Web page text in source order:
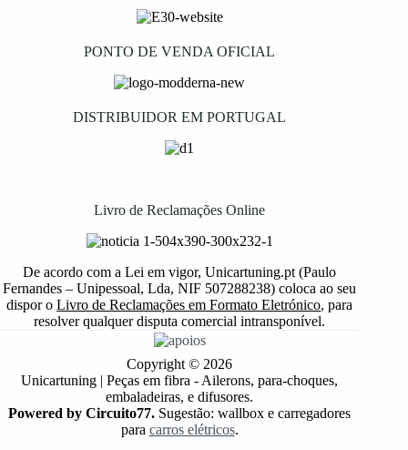
PONTO DE VENDA OFICIAL
DISTRIBUIDOR EM PORTUGAL
Livro de Reclamações Online
De acordo com a Lei em vigor, Unicartuning.pt (Paulo
Fernandes – Unipessoal, Lda, NIF 507288238) coloca ao seu
dispor oLivro de Reclamações em Formato Eletrónico, para
resolver qualquer disputa comercial intransponível.
Copyright © 2026
Unicartuning | Peças em fibra - Ailerons, para-choques,
embaladeiras, e difusores.
Powered by Circuito77. Sugestão: wallbox e carregadores
para carros elétricos.